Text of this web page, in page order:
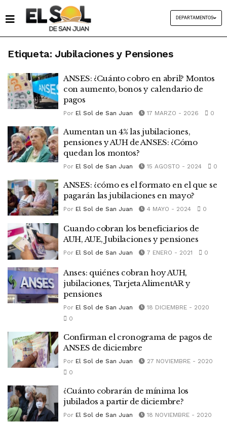
DEPARTAMENTOS
Etiqueta: Jubilaciones y Pensiones
ANSES: ¿Cuánto cobro en abril? Montos
con aumento, bonos y calendario de
pagos
Por El Sol de San Juan 17 MARZO - 2026 0
Aumentan un 4% las jubilaciones,
pensiones y AUH de ANSES: ¿Cómo
quedan los montos?
Por El Sol de San Juan 15 AGOSTO - 2024 0
ANSES: ¿cómo es el formato en el que se
pagarán las jubilaciones en mayo?
Por El Sol de San Juan 4 MAYO - 2024 0
Cuando cobran los beneficiarios de
AUH, AUE, Jubilaciones y pensiones
Por El Sol de San Juan 7 ENERO - 2021 0
Anses: quiénes cobran hoy AUH,
jubilaciones, Tarjeta AlimentAR y
pensiones
Por El Sol de San Juan
18 DICIEMBRE - 2020
0
Confirman el cronograma de pagos de
ANSES de diciembre
Por El Sol de San Juan
27 NOVIEMBRE - 2020
0
¿Cuánto cobrarán de mínima los
jubilados a partir de diciembre?
Por El Sol de San Juan
18 NOVIEMBRE - 2020